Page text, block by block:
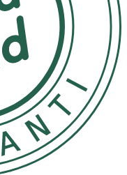
15 Stearyl
Aluminum